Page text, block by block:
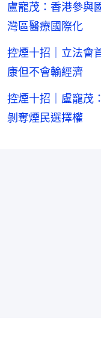
盧寵茂：香港參與
灣區醫療國際化
控煙十招｜立法會
康但不會輸經濟
控煙十招｜盧寵茂
剝奪煙民選擇權